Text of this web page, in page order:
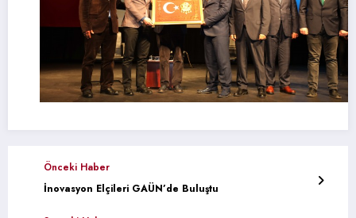
Önceki Haber
İnovasyon Elçileri GAÜN’de Buluştu